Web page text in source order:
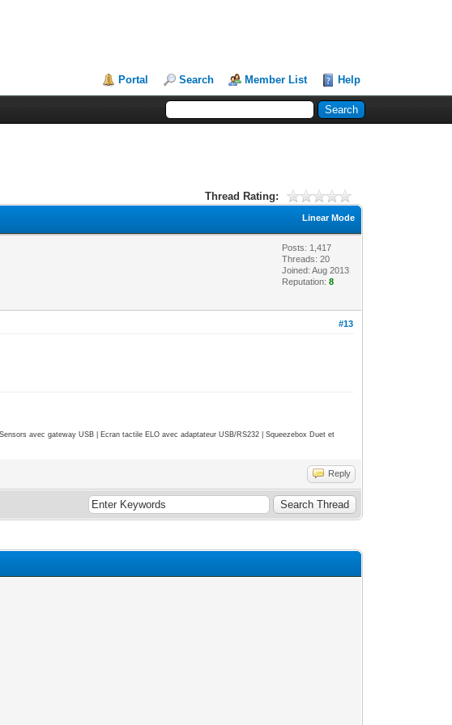
Portal Search Member List Help
Thread Rating:
Linear Mode
Posts: 1,417
Threads: 20
Joined: Aug 2013
Reputation:8
#13
avec gateway USB | Ecran tactile ELO avec adaptateur USB/RS232 | Squeezebox Duet et
Reply